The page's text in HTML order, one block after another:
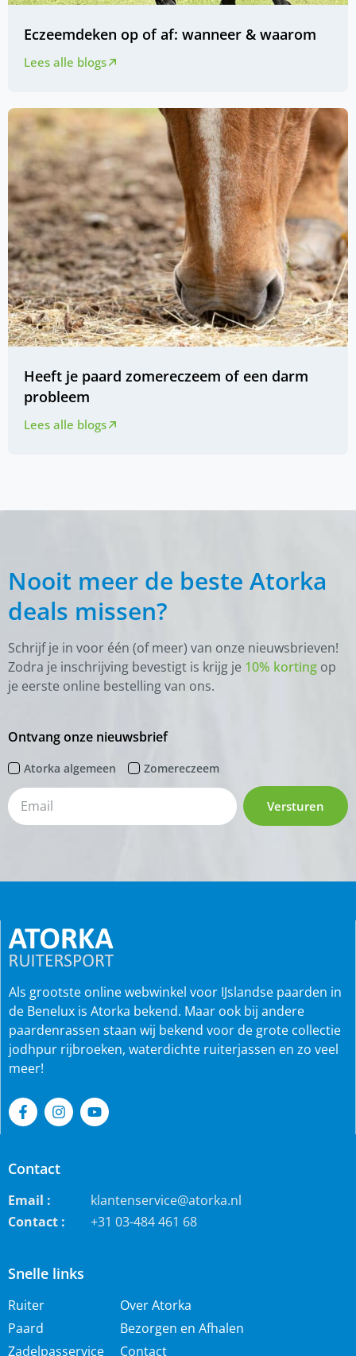
Eczeemdeken op of af: wanneer & waarom
Lees alle blogs
Heeft je paard zomereczeem of een darm
probleem
Lees alle blogs
Nooit meer de beste Atorka
deals missen?
Schrijf je in voor één (of meer) van onze nieuwsbrieven!
Zodra je inschrijving bevestigt is krijg je 10% korting op
je eerste online bestelling van ons.
Ontvang onze nieuwsbrief
Atorka algemeen Zomereczeem
Versturen
Snelle links
Ruiter
Paard
Zadelpasservice
Over Atorka
Bezorgen en Afhalen
Contact
Als grootste online webwinkel voor IJslandse paarden in
de Benelux is Atorka bekend. Maar ook bij andere
paardenrassen staan wij bekend voor de grote collectie
jodhpur rijbroeken, waterdichte ruiterjassen en zo veel
meer!
Contact
Email :
klantenservice@atorka.nl
Contact :
+31 03-484 461 68